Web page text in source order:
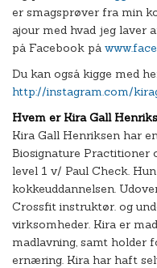
er smagsprøver fra min
ajour med hvad jeg laver
på Facebook på
Du kan også kigge med
http://instagram.com/
Hvem er Kira Gall
Kira Gall Henriksen har
Biosignature Practitioner
level 1 v/ Paul Check.
kokkeuddannelsen.
Crossfit instruktør. og
virksomheder. Kira er
madlavning, samt holder
ernæring. Kira har haft